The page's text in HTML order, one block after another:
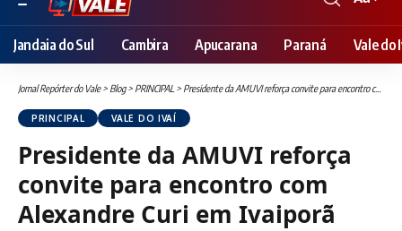
Font
Resizer
Jandaia do Sul Cambira Apucarana Paraná Vale do
Jornal Repórter do Vale> Blog> PRINCIPAL > Presidente da AMUVI reforça convite para encontro com Alexandre Curi em Ivaiporã
PRINCIPAL VALE DO IVAÍ
Presidente da AMUVI reforça
convite para encontro com
Alexandre Curi em Ivaiporã